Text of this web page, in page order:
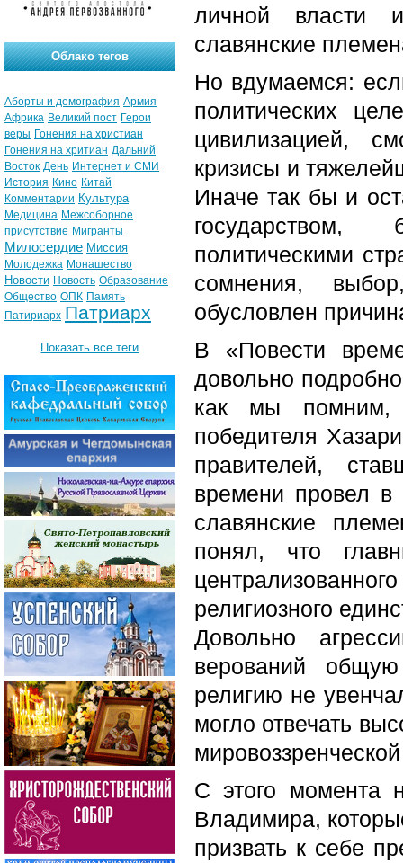
личной власти
славянские
Но вдумаемся:
политических
цивилизацией,
кризисы и
Иначе так бы и
политическими
сомнения,
обусловлен
В «Повести
довольно
как мы помним,
победителя
правителей,
времени провел в
славянские
понял, что
религиозного
Довольно
верований
религию не
могло отвечать
С этого момента
Владимира,
призвать к себе
Облако тегов
Аборты и демография Армия
Африка Великий пост Герои
веры Гонения на христиан
Гонения на хритиан Дальний
Восток День Интернет и СМИ
История Кино Китай
Комментарии Культура
Медицина Межсоборное
присутствие Мигранты
Милосердие Миссия
Молодежка Монашество
Новости Новость Образование
Общество ОПК Память
Патириарх Патриарх
Показать все теги